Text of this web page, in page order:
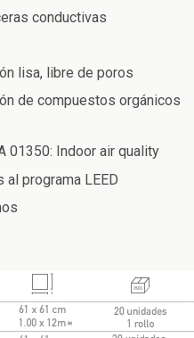
conductivas
lisa, libre de poros
de compuestos orgánicos
01350: Indoor air quality
programa LEED